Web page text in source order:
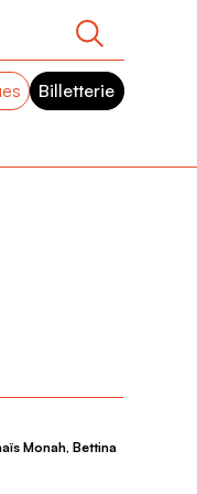
Billetterie
Monah, Bettina